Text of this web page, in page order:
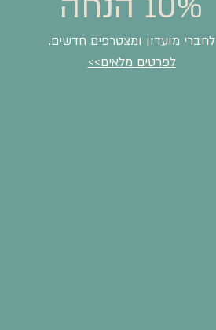
לחברי מועדון ומצטרפים חדשים.
לפרטים מלאים>>